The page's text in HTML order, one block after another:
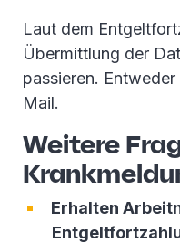
Laut dem
Übermittlung der
passieren.
Mail.
Weitere
Erhalten